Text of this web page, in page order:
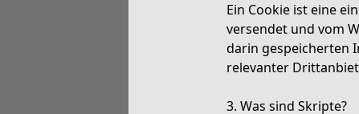
Ein Cookie ist eine
versendet und vom
darin gespeicherten
relevanter
3. Was sind Skripte?